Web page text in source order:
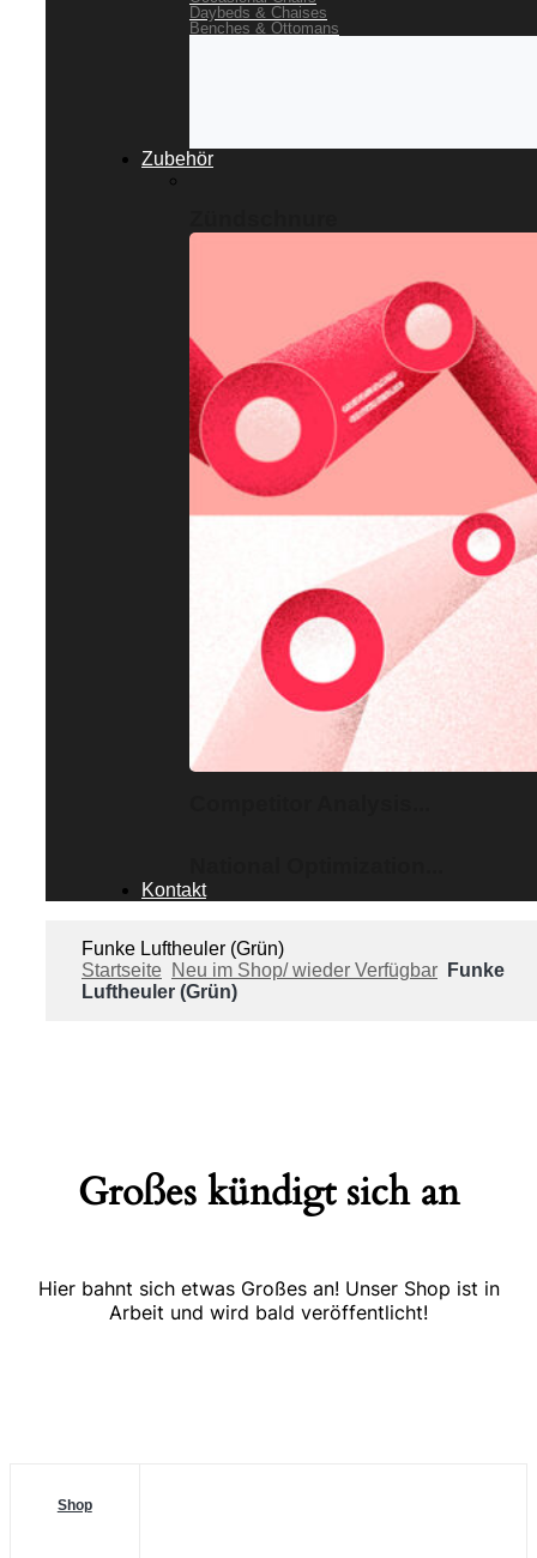
Daybeds & Chaises
Benches & Ottomans
Zubehör
Kontakt
Funke Luftheuler (Grün)
Startseite Neu im Shop/ wieder Verfügbar
Funke
Luftheuler (Grün)
Großes kündigt sich an
Hier bahnt sich etwas Großes an! Unser Shop ist in
Arbeit und wird bald veröffentlicht!
Shop